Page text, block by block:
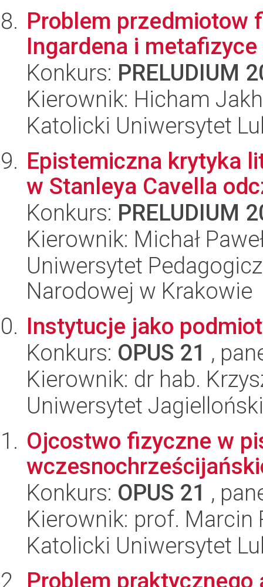
Problem przedmiotow
Ingardena i
Konkurs: PRELUDIUM
Kierownik: Hicham
Katolicki Uniwersytet
Epistemiczna krytyka
w Stanleya Cavella
Konkurs: PRELUDIUM
Kierownik: Michał
Uniwersytet
Narodowej w Krakowie
Instytucje jako
Konkurs: OPUS 21 ,
Kierownik: dr hab.
Uniwersytet
Ojcostwo fizyczne w
Konkurs: OPUS 21 ,
Kierownik: prof. Marcin
Katolicki Uniwersytet
Problem